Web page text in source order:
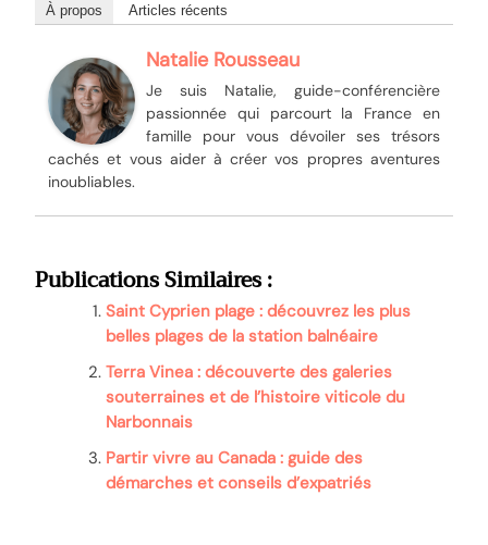
À propos Articles récents
Natalie Rousseau
Je suis Natalie, guide-conférencière
passionnée qui parcourt la France en
famille pour vous dévoiler ses trésors
cachés et vous aider à créer vos propres aventures
inoubliables.
Publications Similaires :
Saint Cyprien plage : découvrez les plus
belles plages de la station balnéaire
Terra Vinea : découverte des galeries
souterraines et de l’histoire viticole du
Narbonnais
Partir vivre au Canada : guide des
démarches et conseils d’expatriés